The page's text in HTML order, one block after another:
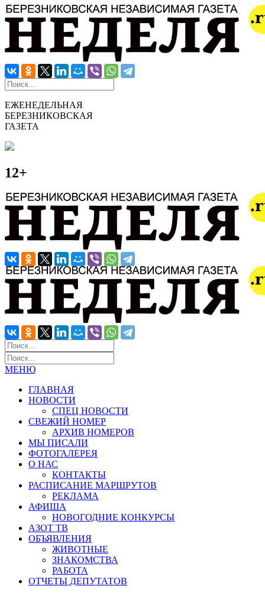
ЕЖЕНЕДЕЛЬНАЯ
БЕРЕЗНИКОВСКАЯ
ГАЗЕТА
12+
МЕНЮ
ГЛАВНАЯ
НОВОСТИ
СПЕЦ НОВОСТИ
СВЕЖИЙ НОМЕР
АРХИВ НОМЕРОВ
МЫ ПИСАЛИ
ФОТОГАЛЕРЕЯ
О НАС
КОНТАКТЫ
РАСПИСАНИЕ МАРШРУТОВ
РЕКЛАМА
АФИША
НОВОГОДНИЕ КОНКУРСЫ
АЗОТ ТВ
ОБЪЯВЛЕНИЯ
ЖИВОТНЫЕ
ЗНАКОМСТВА
РАБОТА
ОТЧЕТЫ ДЕПУТАТОВ